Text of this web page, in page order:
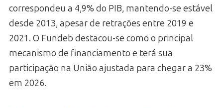
correspondeu a 4,9% do PIB, mantendo-se estável
desde 2013, apesar de retrações entre 2019 e
2021. O Fundeb destacou-se como o principal
mecanismo de financiamento e terá sua
participação na União ajustada para chegar a 23%
em 2026.